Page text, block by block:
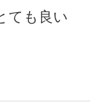
ても良い